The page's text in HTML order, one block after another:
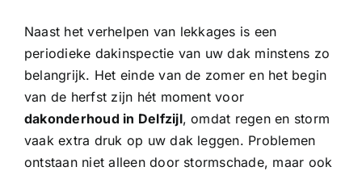
Naast het verhelpen van lekkages is een
periodieke dakinspectie van uw dak minstens zo
belangrijk. Het einde van de zomer en het begin
van de herfst zijn hét moment voor
dakonderhoud in Delfzijl, omdat regen en storm
vaak extra druk op uw dak leggen. Problemen
ontstaan niet alleen door stormschade, maar ook